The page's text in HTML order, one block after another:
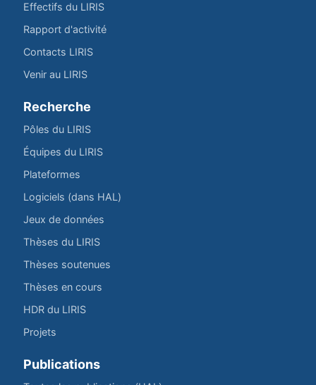
Effectifs du LIRIS
Rapport d'activité
Contacts LIRIS
Venir au LIRIS
Recherche
Pôles du LIRIS
Équipes du LIRIS
Plateformes
Logiciels (dans HAL)
Jeux de données
Thèses du LIRIS
Thèses soutenues
Thèses en cours
HDR du LIRIS
Projets
Publications